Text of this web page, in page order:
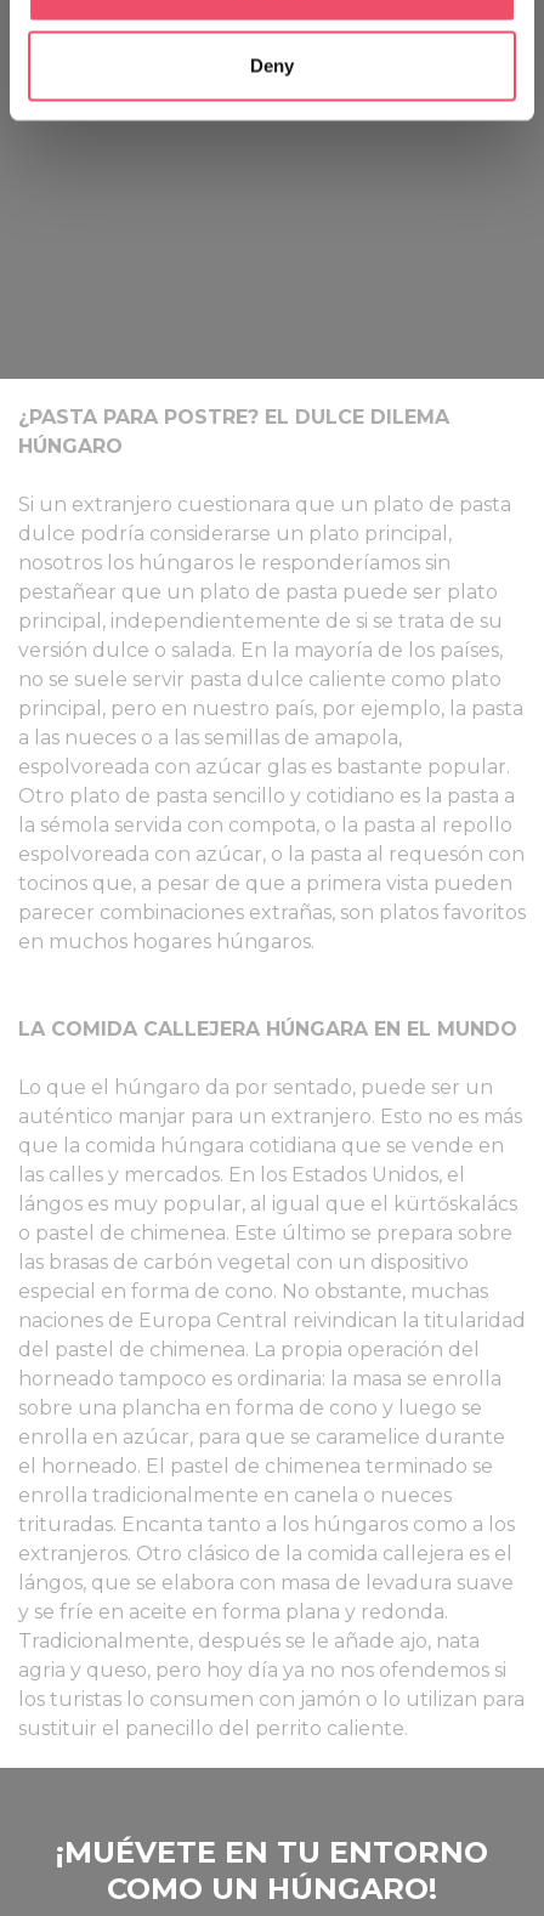
which can be accurate to within several meters
Identify your device by actively scanning it for
specific characteristics (fingerprinting)
Deny
¿PASTA PARA POSTRE? EL DULCE DILEMA
HÚNGARO
Si un extranjero cuestionara que un plato de pasta
dulce podría considerarse un plato principal,
nosotros los húngaros le responderíamos sin
pestañear que un plato de pasta puede ser plato
principal, independientemente de si se trata de su
versión dulce o salada. En la mayoría de los países,
no se suele servir pasta dulce caliente como plato
principal, pero en nuestro país, por ejemplo, la pasta
a las nueces o a las semillas de amapola,
espolvoreada con azúcar glas es bastante popular.
Otro plato de pasta sencillo y cotidiano es la pasta a
la sémola servida con compota, o la pasta al repollo
espolvoreada con azúcar, o la pasta al requesón con
tocinos que, a pesar de que a primera vista pueden
parecer combinaciones extrañas, son platos favoritos
en muchos hogares húngaros.
LA COMIDA CALLEJERA HÚNGARA EN EL MUNDO
Lo que el húngaro da por sentado, puede ser un
auténtico manjar para un extranjero. Esto no es más
que la comida húngara cotidiana que se vende en
las calles y mercados. En los Estados Unidos, el
lángos es muy popular, al igual que el kürtőskalács
o pastel de chimenea. Este último se prepara sobre
las brasas de carbón vegetal con un dispositivo
especial en forma de cono. No obstante, muchas
naciones de Europa Central reivindican la titularidad
del pastel de chimenea. La propia operación del
horneado tampoco es ordinaria: la masa se enrolla
sobre una plancha en forma de cono y luego se
enrolla en azúcar, para que se caramelice durante
el horneado. El pastel de chimenea terminado se
enrolla tradicionalmente en canela o nueces
trituradas. Encanta tanto a los húngaros como a los
extranjeros. Otro clásico de la comida callejera es el
lángos, que se elabora con masa de levadura suave
y se fríe en aceite en forma plana y redonda.
Tradicionalmente, después se le añade ajo, nata
agria y queso, pero hoy día ya no nos ofendemos si
los turistas lo consumen con jamón o lo utilizan para
sustituir el panecillo del perrito caliente.
‎¡MUÉVETE EN TU ENTORNO
COMO UN HÚNGARO!